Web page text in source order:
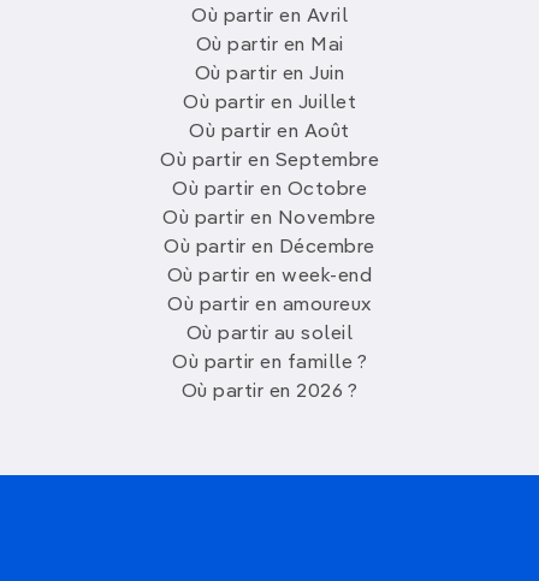
Où partir en Avril
Où partir en Mai
Où partir en Juin
Où partir en Juillet
Où partir en Août
Où partir en Septembre
Où partir en Octobre
Où partir en Novembre
Où partir en Décembre
Où partir en week-end
Où partir en amoureux
Où partir au soleil
Où partir en famille ?
Où partir en 2026 ?